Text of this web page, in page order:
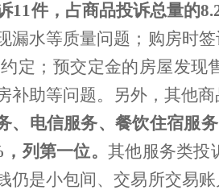
11件，占商品投诉总量的
漏水等质量问题；购房时
定；预交定金的房屋发
补助等问题。另外，其他商
电信服务、餐饮住宿服
，列第一位。其他服务类投
是小包间、交易所交易